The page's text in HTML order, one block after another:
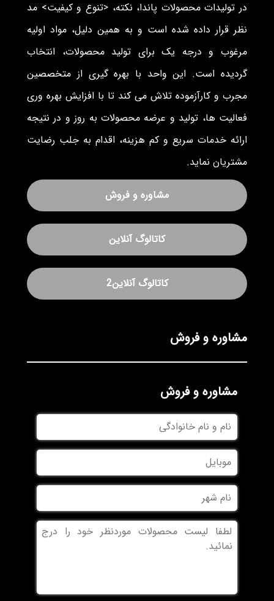
در تولیدات محصولات پاندا، نکته، <تنوع و کیفیت> مد
نظر قرار داده شده است و به همین دلیل، مواد اولیه
مرغوب و درجه یک برای تولید محصولات، انتخاب
گردیده است. این واحد با بهره گیری از متخصصین
مجرب و کارآزموده تلاش می کند تا با افزایش بهره وری
فعالیت ها، تولید و عرضه محصولات به روز و در نتیجه
ارائه خدمات سریع و کم هزینه، اقدام به جلب رضایت
مشتریان نماید.
مشاوره و فروش
کاتالوگ آنلاین
کاتالوگ آنلاین2
مشاوره و فروش
مشاوره و فروش
نام
و
نام
خانوادگی
موبایل
نام
شهر
بدون
عنوان